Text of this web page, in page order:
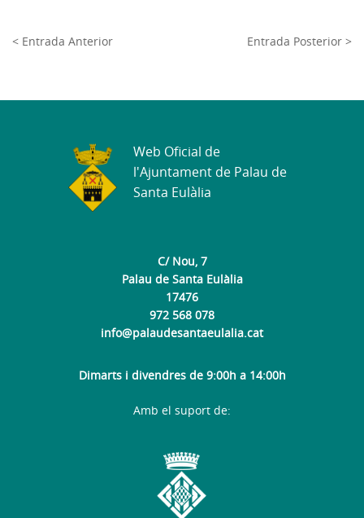
< Entrada Anterior Entrada Posterior >
C/ Nou, 7
Palau de Santa Eulàlia
17476
972 568 078
info@palaudesantaeulalia.cat
Dimarts i divendres de 9:00h a 14:00h
Web Oficial de
l'Ajuntament de Palau de
Santa Eulàlia
Amb el suport de: